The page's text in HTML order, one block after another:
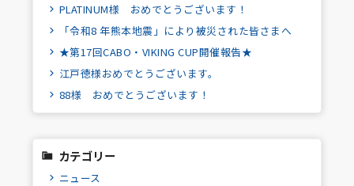
PLATINUM様 おめでとうございます！
「令和8 年熊本地震」により被災された皆さまへ
★第17回CABO・VIKING CUP開催報告★
江戸徳様おめでとうございます。
88様 おめでとうございます！
カテゴリー
ニュース